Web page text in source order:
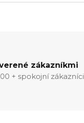
zákazníkmi
+ spokojní zákazníci